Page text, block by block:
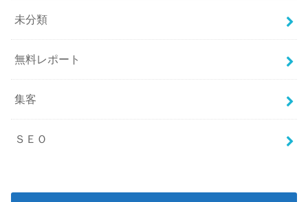
未分類
無料レポート
集客
ＳＥＯ